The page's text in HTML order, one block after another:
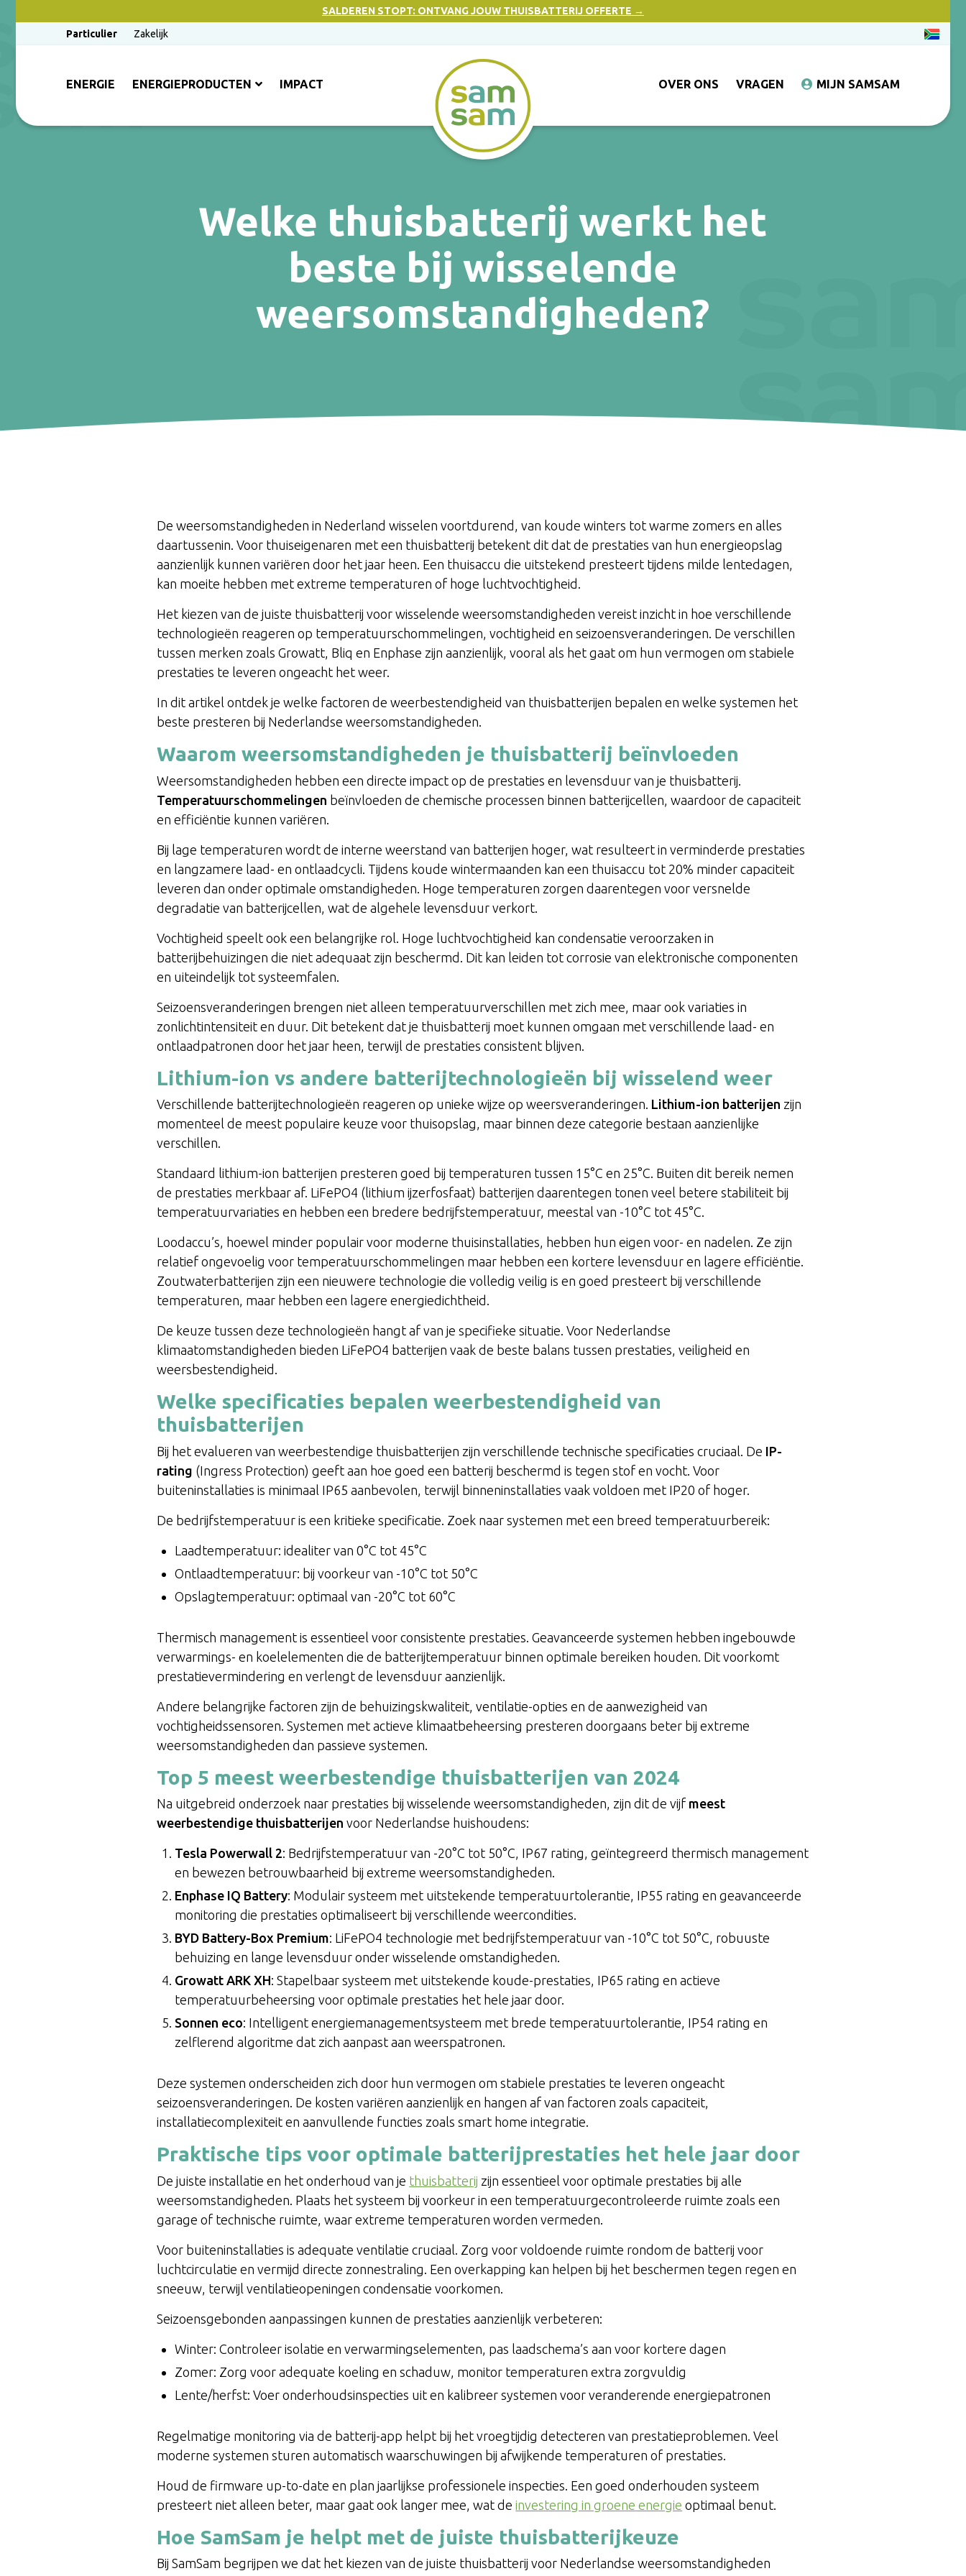
SALDEREN STOPT: ONTVANG JOUW THUISBATTERIJ OFFERTE →
Particulier
Zakelijk
ENERGIE ENERGIEPRODUCTEN IMPACT OVER ONS VRAGEN MIJN SAMSAM
Welke thuisbatterij werkt het
beste bij wisselende
weersomstandigheden?
De weersomstandigheden in Nederland wisselen voortdurend, van koude winters tot warme zomers en alles
daartussenin. Voor thuiseigenaren met een thuisbatterij betekent dit dat de prestaties van hun energieopslag
aanzienlijk kunnen variëren door het jaar heen. Een thuisaccu die uitstekend presteert tijdens milde lentedagen,
kan moeite hebben met extreme temperaturen of hoge luchtvochtigheid.
Het kiezen van de juiste thuisbatterij voor wisselende weersomstandigheden vereist inzicht in hoe verschillende
technologieën reageren op temperatuurschommelingen, vochtigheid en seizoensveranderingen. De verschillen
tussen merken zoals Growatt, Bliq en Enphase zijn aanzienlijk, vooral als het gaat om hun vermogen om stabiele
prestaties te leveren ongeacht het weer.
In dit artikel ontdek je welke factoren de weerbestendigheid van thuisbatterijen bepalen en welke systemen het
beste presteren bij Nederlandse weersomstandigheden.
Waarom weersomstandigheden je thuisbatterij beïnvloeden
Weersomstandigheden hebben een directe impact op de prestaties en levensduur van je thuisbatterij.
Temperatuurschommelingen beïnvloeden de chemische processen binnen batterijcellen, waardoor de capaciteit
en efficiëntie kunnen variëren.
Bij lage temperaturen wordt de interne weerstand van batterijen hoger, wat resulteert in verminderde prestaties
en langzamere laad- en ontlaadcycli. Tijdens koude wintermaanden kan een thuisaccu tot 20% minder capaciteit
leveren dan onder optimale omstandigheden. Hoge temperaturen zorgen daarentegen voor versnelde
degradatie van batterijcellen, wat de algehele levensduur verkort.
Vochtigheid speelt ook een belangrijke rol. Hoge luchtvochtigheid kan condensatie veroorzaken in
batterijbehuizingen die niet adequaat zijn beschermd. Dit kan leiden tot corrosie van elektronische componenten
en uiteindelijk tot systeemfalen.
Seizoensveranderingen brengen niet alleen temperatuurverschillen met zich mee, maar ook variaties in
zonlichtintensiteit en duur. Dit betekent dat je thuisbatterij moet kunnen omgaan met verschillende laad- en
ontlaadpatronen door het jaar heen, terwijl de prestaties consistent blijven.
Lithium-ion vs andere batterijtechnologieën bij wisselend weer
Verschillende batterijtechnologieën reageren op unieke wijze op weersveranderingen. Lithium-ion batterijen zijn
momenteel de meest populaire keuze voor thuisopslag, maar binnen deze categorie bestaan aanzienlijke
verschillen.
Standaard lithium-ion batterijen presteren goed bij temperaturen tussen 15°C en 25°C. Buiten dit bereik nemen
de prestaties merkbaar af. LiFePO4 (lithium ijzerfosfaat) batterijen daarentegen tonen veel betere stabiliteit bij
temperatuurvariaties en hebben een bredere bedrijfstemperatuur, meestal van -10°C tot 45°C.
Loodaccu’s, hoewel minder populair voor moderne thuisinstallaties, hebben hun eigen voor- en nadelen. Ze zijn
relatief ongevoelig voor temperatuurschommelingen maar hebben een kortere levensduur en lagere efficiëntie.
Zoutwaterbatterijen zijn een nieuwere technologie die volledig veilig is en goed presteert bij verschillende
temperaturen, maar hebben een lagere energiedichtheid.
De keuze tussen deze technologieën hangt af van je specifieke situatie. Voor Nederlandse
klimaatomstandigheden bieden LiFePO4 batterijen vaak de beste balans tussen prestaties, veiligheid en
weersbestendigheid.
Welke specificaties bepalen weerbestendigheid van
thuisbatterijen
Bij het evalueren van weerbestendige thuisbatterijen zijn verschillende technische specificaties cruciaal. De IP-
rating (Ingress Protection) geeft aan hoe goed een batterij beschermd is tegen stof en vocht. Voor
buiteninstallaties is minimaal IP65 aanbevolen, terwijl binneninstallaties vaak voldoen met IP20 of hoger.
De bedrijfstemperatuur is een kritieke specificatie. Zoek naar systemen met een breed temperatuurbereik:
Laadtemperatuur: idealiter van 0°C tot 45°C
Ontlaadtemperatuur: bij voorkeur van -10°C tot 50°C
Opslagtemperatuur: optimaal van -20°C tot 60°C
Thermisch management is essentieel voor consistente prestaties. Geavanceerde systemen hebben ingebouwde
verwarmings- en koelelementen die de batterijtemperatuur binnen optimale bereiken houden. Dit voorkomt
prestatievermindering en verlengt de levensduur aanzienlijk.
Andere belangrijke factoren zijn de behuizingskwaliteit, ventilatie-opties en de aanwezigheid van
vochtigheidssensoren. Systemen met actieve klimaatbeheersing presteren doorgaans beter bij extreme
weersomstandigheden dan passieve systemen.
Top 5 meest weerbestendige thuisbatterijen van 2024
Na uitgebreid onderzoek naar prestaties bij wisselende weersomstandigheden, zijn dit de vijf meest
weerbestendige thuisbatterijen voor Nederlandse huishoudens:
Tesla Powerwall 2: Bedrijfstemperatuur van -20°C tot 50°C, IP67 rating, geïntegreerd thermisch management
en bewezen betrouwbaarheid bij extreme weersomstandigheden.
Enphase IQ Battery: Modulair systeem met uitstekende temperatuurtolerantie, IP55 rating en geavanceerde
monitoring die prestaties optimaliseert bij verschillende weercondities.
BYD Battery-Box Premium: LiFePO4 technologie met bedrijfstemperatuur van -10°C tot 50°C, robuuste
behuizing en lange levensduur onder wisselende omstandigheden.
Growatt ARK XH: Stapelbaar systeem met uitstekende koude-prestaties, IP65 rating en actieve
temperatuurbeheersing voor optimale prestaties het hele jaar door.
Sonnen eco: Intelligent energiemanagementsysteem met brede temperatuurtolerantie, IP54 rating en
zelflerend algoritme dat zich aanpast aan weerspatronen.
Deze systemen onderscheiden zich door hun vermogen om stabiele prestaties te leveren ongeacht
seizoensveranderingen. De kosten variëren aanzienlijk en hangen af van factoren zoals capaciteit,
installatiecomplexiteit en aanvullende functies zoals smart home integratie.
Praktische tips voor optimale batterijprestaties het hele jaar door
De juiste installatie en het onderhoud van je thuisbatterij zijn essentieel voor optimale prestaties bij alle
weersomstandigheden. Plaats het systeem bij voorkeur in een temperatuurgecontroleerde ruimte zoals een
garage of technische ruimte, waar extreme temperaturen worden vermeden.
Voor buiteninstallaties is adequate ventilatie cruciaal. Zorg voor voldoende ruimte rondom de batterij voor
luchtcirculatie en vermijd directe zonnestraling. Een overkapping kan helpen bij het beschermen tegen regen en
sneeuw, terwijl ventilatieopeningen condensatie voorkomen.
Seizoensgebonden aanpassingen kunnen de prestaties aanzienlijk verbeteren:
Winter: Controleer isolatie en verwarmingselementen, pas laadschema’s aan voor kortere dagen
Zomer: Zorg voor adequate koeling en schaduw, monitor temperaturen extra zorgvuldig
Lente/herfst: Voer onderhoudsinspecties uit en kalibreer systemen voor veranderende energiepatronen
Regelmatige monitoring via de batterij-app helpt bij het vroegtijdig detecteren van prestatieproblemen. Veel
moderne systemen sturen automatisch waarschuwingen bij afwijkende temperaturen of prestaties.
Houd de firmware up-to-date en plan jaarlijkse professionele inspecties. Een goed onderhouden systeem
presteert niet alleen beter, maar gaat ook langer mee, wat deinvestering in groene energie optimaal benut.
Hoe SamSam je helpt met de juiste thuisbatterijkeuze
Bij SamSam begrijpen we dat het kiezen van de juiste thuisbatterij voor Nederlandse weersomstandigheden